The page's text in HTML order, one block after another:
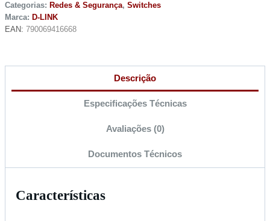
Categorias: Redes & Segurança, Switches
Marca: D-LINK
EAN: 790069416668
Descrição
Especificações Técnicas
Avaliações (0)
Documentos Técnicos
Características